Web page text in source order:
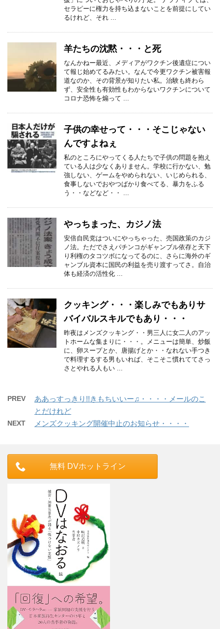
セラピーに権力を持ち込まないことを前提にしてい
るけれど、それ ...
羊たちの沈黙・・・と死
なんかねー最近、メディアがワクチン後遺症につい
て報じ始めてるみたい。なんで今更ワクチン被害報
道なのか、その背景が知りたい私。治験も終わら
ず、安全性も有効性もわからないワクチンについて
コロナ恐怖を煽って ...
子供の幸せって・・・そこじゃない
んですよねぇ
私のところにやってくる人たちで子供の問題を抱え
ている人は少なくありません。学校に行かない、勉
強しない、ゲームをやめられない、いじめられる、
食事しないでおやつばかり食べてる、暴力をふる
う・・などなど・・ ...
やっちまった、カジノ法
安倍自民党はついにやっちゃった、売国政策のカジ
ノ法。ただでさえパチンコがギャンブル依存と天下
り利権のタコツボになってるのに、さらに海外のギ
ャンブル資本に国民の利益を売り渡すってさ。自治
体も経済の活性化 ...
クッキング・・・楽しみでもありサ
バイバルスキルでもあり・・・
昨夜はメンズクッキング・・男三人に女二人のアッ
トホームな集まりに・・・。メニューは簡単、炒飯
に、卵スープとか、唐揚げとか・・なれない手つき
で料理するする男もいれば、そこそこ慣れててさっ
さとやれる人もい ...
PREV
ああっすっきり!!きもちいいー♫・・・・メールのこ
とだけれど
NEXT メンズクッキング開催中止のお知らせ・・・・
無料 DVホットライン